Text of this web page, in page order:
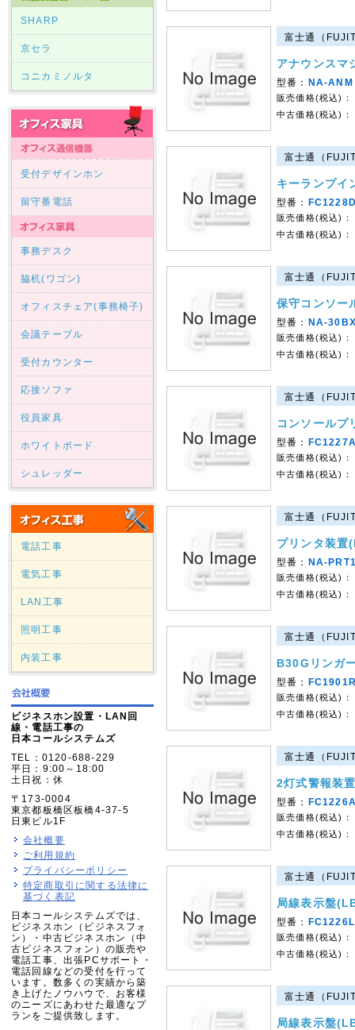
SHARP
京セラ
コニカミノルタ
受付デザインホン
留守番電話
事務デスク
脇机(ワゴン)
オフィスチェア(事務椅子)
会議テーブル
受付カウンター
応接ソファ
役員家具
ホワイトボード
シュレッダー
電話工事
電気工事
LAN工事
照明工事
内装工事
ビジネスホン設置・LAN回
線・電話工事の
日本コールシステムズ
TEL：0120-688-229
平日：9:00～18:00
土日祝：休
〒173-0004
東京都板橋区板橋4-37-5
日東ビル1F
会社概要
ご利用規約
プライバシーポリシー
特定商取引に関する法律に
基づく表記
日本コールシステムズでは、
ビジネスホン（ビジネスフォ
ン）・中古ビジネスホン（中
古ビジネスフォン）の販売や
電話工事、出張PCサポート・
電話回線などの受付を行って
います。数多くの実績から築
き上げたノウハウで、お客様
のニーズにあわせた最適なプ
ランをご提供致します。
富士通（
アナウンスマ
型番： NA-ANM
販売価格(税込)：
中古価格(税込)：
富士通（
キーランプイ
型番：
販売価格(税込)：
中古価格(税込)：
富士通（
保守コンソ
型番： NA-
販売価格(税込)：
中古価格(税込)：
富士通（
コンソールプ
型番：
販売価格(税込)：
中古価格(税込)：
富士通（
プリンタ装置
型番： NA-
販売価格(税込)：
中古価格(税込)：
富士通（
B30Gリンガ
型番：
販売価格(税込)：
中古価格(税込)：
富士通（
2灯式警報装
型番：
販売価格(税込)：
中古価格(税込)：
富士通（
局線表示盤
型番：
販売価格(税込)：
中古価格(税込)：
富士通（
局線表示盤